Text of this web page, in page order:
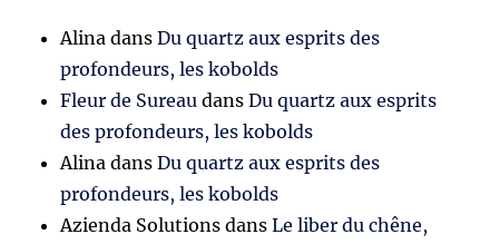
Alina dansDu quartz aux esprits des
profondeurs, les kobolds
Fleur de Sureau dansDu quartz aux esprits
des profondeurs, les kobolds
Alina dansDu quartz aux esprits des
profondeurs, les kobolds
Azienda Solutions dansLe liber du chêne,